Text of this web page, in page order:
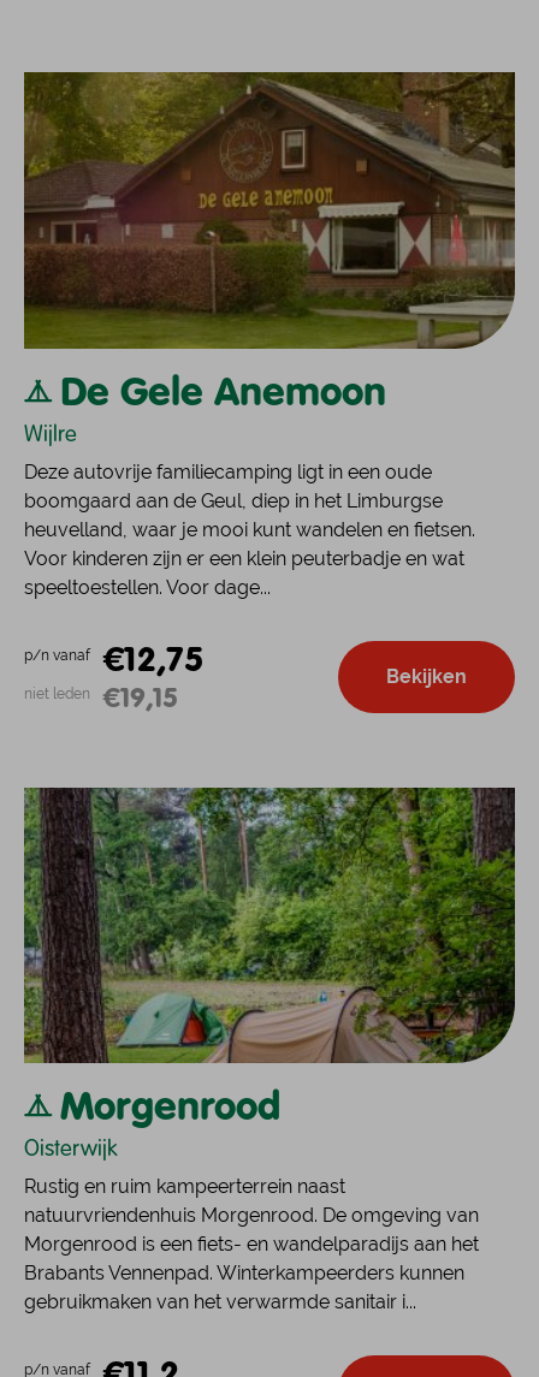
De Gele Anemoon
Wijlre
Deze autovrije familiecamping ligt in een oude
boomgaard aan de Geul, diep in het Limburgse
heuvelland, waar je mooi kunt wandelen en fietsen.
Voor kinderen zijn er een klein peuterbadje en wat
speeltoestellen. Voor dage...
p/n vanaf €12,75
niet leden €19,15
Bekijken
Morgenrood
Oisterwijk
Rustig en ruim kampeerterrein naast
natuurvriendenhuis Morgenrood. De omgeving van
Morgenrood is een fiets- en wandelparadijs aan het
Brabants Vennenpad. Winterkampeerders kunnen
gebruikmaken van het verwarmde sanitair i...
p/n vanaf